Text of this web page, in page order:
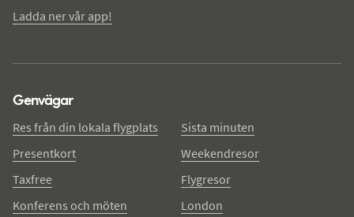
Ladda ner vår app!
Genvägar
Res från din lokala flygplats
Presentkort
Taxfree
Konferens och möten
Sista minuten
Weekendresor
Flygresor
London